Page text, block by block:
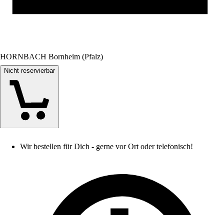
HORNBACH Bornheim (Pfalz)
Nicht reservierbar
Wir bestellen für Dich - gerne vor Ort oder telefonisch!